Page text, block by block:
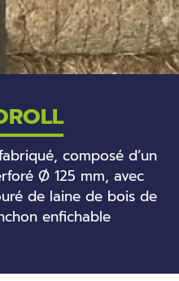
composé d’un
Ø 125 mm, avec
de laine de bois de
enfichable